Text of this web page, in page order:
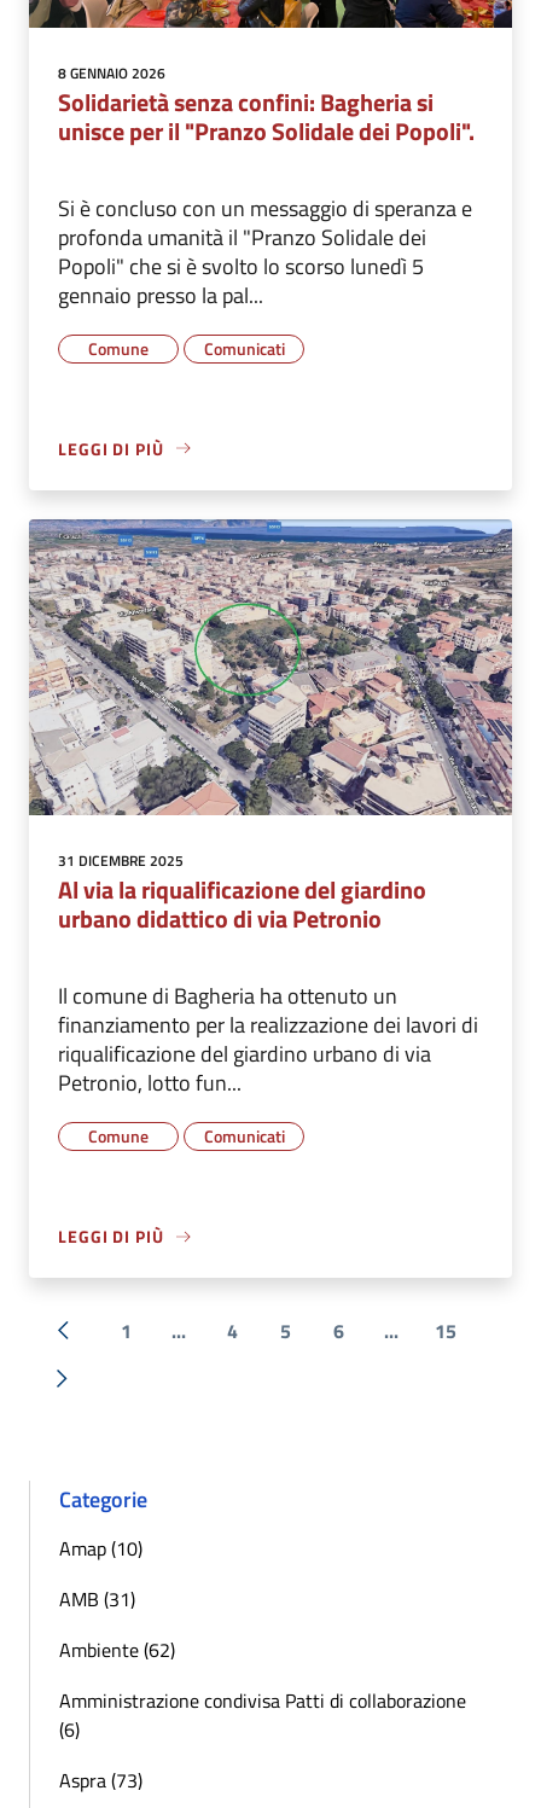
8 GENNAIO 2026
Solidarietà senza confini: Bagheria si
unisce per il "Pranzo Solidale dei Popoli".
Si è concluso con un messaggio di speranza e
profonda umanità il "Pranzo Solidale dei
Popoli" che si è svolto lo scorso lunedì 5
gennaio presso la pal...
Comune Comunicati
LEGGI DI PIÙ
31 DICEMBRE 2025
Al via la riqualificazione del giardino
urbano didattico di via Petronio
Il comune di Bagheria ha ottenuto un
finanziamento per la realizzazione dei lavori di
riqualificazione del giardino urbano di via
Petronio, lotto fun...
Comune Comunicati
LEGGI DI PIÙ
« Precedente
1 ... 4 5 6 ... 15
Successiva »
Categorie
Amap (10)
AMB (31)
Ambiente (62)
Amministrazione condivisa Patti di collaborazione
(6)
Aspra (73)